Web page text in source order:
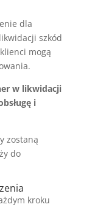
dla
szkód
mogą
w likwidacji
i
zostaną
do
kroku